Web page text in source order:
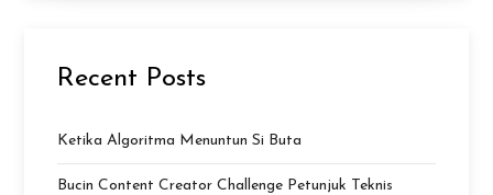
Recent Posts
Ketika Algoritma Menuntun Si Buta
Bucin Content Creator Challenge Petunjuk Teknis